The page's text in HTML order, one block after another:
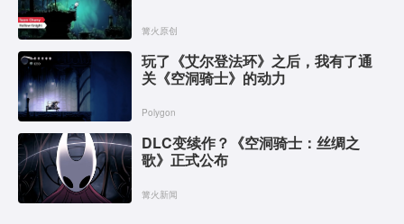
篝火原创
玩了《艾尔登法环》之后，我有了通
关《空洞骑士》的动力
Polygon
DLC变续作？《空洞骑士：丝绸之
歌》正式公布
篝火新闻